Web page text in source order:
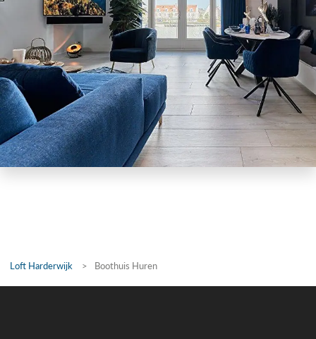
Loft Harderwijk > Boothuis Huren